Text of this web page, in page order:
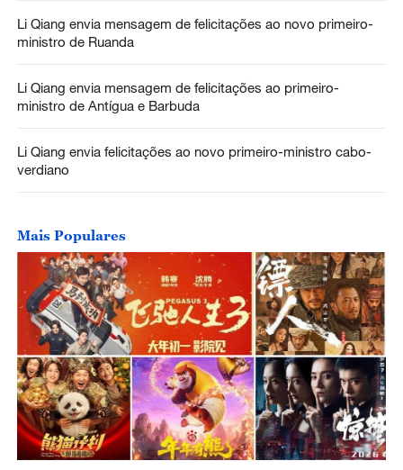
Li Qiang envia mensagem de felicitações ao novo primeiro-
ministro de Ruanda
Li Qiang envia mensagem de felicitações ao primeiro-
ministro de Antígua e Barbuda
Li Qiang envia felicitações ao novo primeiro-ministro cabo-
verdiano
Mais Populares